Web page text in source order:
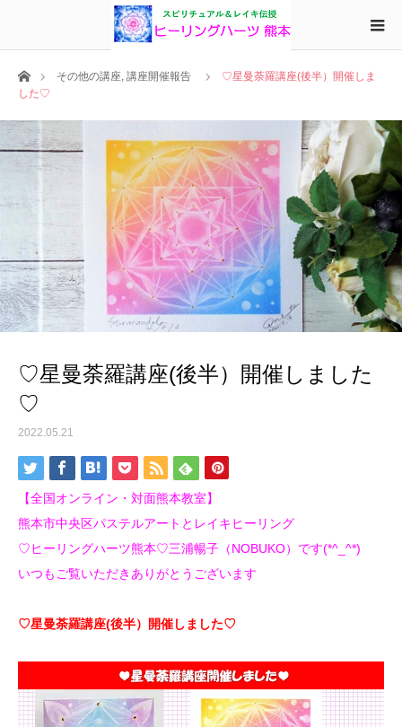
ホームその他の講座, 講座開催報告
♡星曼荼羅講座(後半）開催しま
した♡
♡星曼荼羅講座(後半）開催しました
♡
2022.05.21
【全国オンライン・対面熊本教室】
熊本市中央区パステルアートとレイキヒーリング
♡ヒーリングハーツ熊本♡三浦暢子（NOBUKO）です(*^_^*)
いつもご覧いただきありがとうございます
♡星曼荼羅講座(後半）開催しました♡